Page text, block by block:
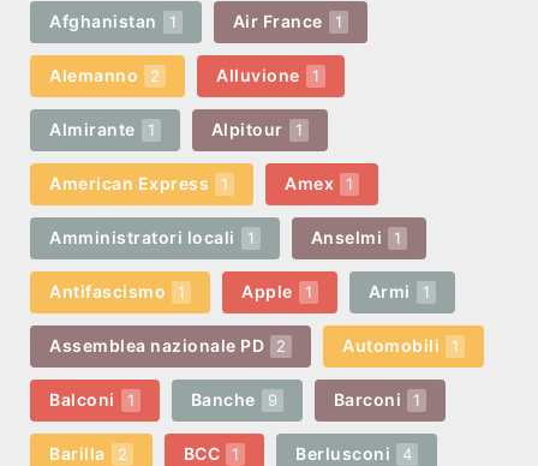
Afghanistan 1 Air France 1
Alemanno 2 Alluvione 1
Almirante 1 Alpitour 1
American Express 1 Amex 1
Amministratori locali 1 Anselmi 1
Antifascismo 1 Apple 1 Armi 1
Assemblea nazionale PD 2 Automobili 1
Balconi 1 Banche 9 Barconi 1
Barilla 2 BCC 1 Berlusconi 4